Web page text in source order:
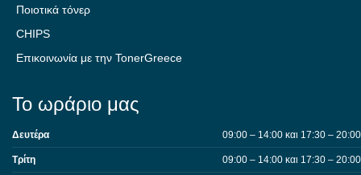
Ποιοτικά τόνερ
CHIPS
Επικοινωνία με την TonerGreece
Το ωράριο μας
Δευτέρα 09:00 – 14:00 και 17:30 – 20:00
Τρίτη 09:00 – 14:00 και 17:30 – 20:00